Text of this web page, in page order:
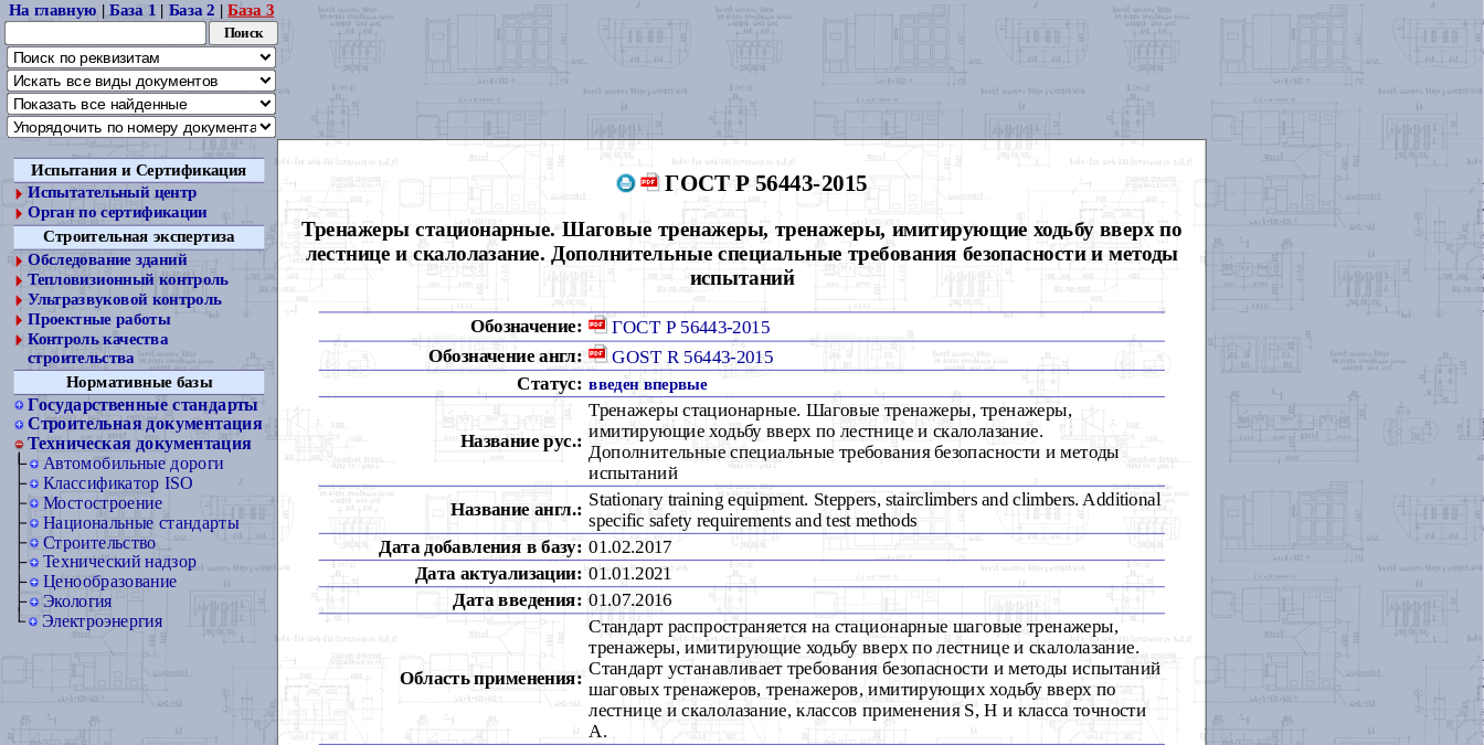
На главную |База 1 | База 2 |База 3
Испытания и Сертификация
Испытательный центр
Орган по сертификации
Строительная экспертиза
Обследование зданий
Тепловизионный контроль
Ультразвуковой контроль
Проектные работы
Контроль качества
строительства
Нормативные базы
Государственные стандарты
Строительная документация
Техническая документация
Автомобильные дороги
Классификатор ISO
Мостостроение
Национальные стандарты
Строительство
Технический надзор
Ценообразование
Экология
Электроэнергия
ГОСТ Р 56443-2015
Тренажеры стационарные. Шаговые тренажеры, тренажеры, имитирующие ходьбу вверх по
лестнице и скалолазание. Дополнительные специальные требования безопасности и методы
испытаний
Обозначение:
ГОСТ Р 56443-2015
Обозначение англ:
GOST R 56443-2015
Статус: введен впервые
Название рус.:
Тренажеры стационарные. Шаговые тренажеры, тренажеры,
имитирующие ходьбу вверх по лестнице и скалолазание.
Дополнительные специальные требования безопасности и методы
испытаний
Название англ.:
Stationary training equipment. Steppers, stairclimbers and climbers. Additional
specific safety requirements and test methods
Дата добавления в базу: 01.02.2017
Дата актуализации: 01.01.2021
Дата введения: 01.07.2016
Область применения:
Стандарт распространяется на стационарные шаговые тренажеры,
тренажеры, имитирующие ходьбу вверх по лестнице и скалолазание.
Стандарт устанавливает требования безопасности и методы испытаний
шаговых тренажеров, тренажеров, имитирующих ходьбу вверх по
лестнице и скалолазание, классов применения S, H и класса точности
А.